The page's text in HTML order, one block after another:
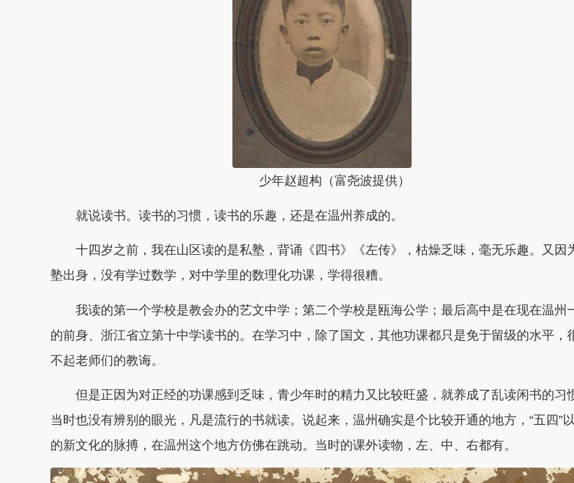
少年赵超构（富尧波提供）
就说读书。读书的习惯，读书的乐趣，还是在温州养成的。
十四岁之前，我在山区读的是私塾，背诵《四书》《左传》，枯燥乏味，毫无乐趣。又因
塾出身，没有学过数学，对中学里的数理化功课，学得很糟。
我读的第一个学校是教会办的艺文中学；第二个学校是瓯海公学；最后高中是在现在温州
的前身、浙江省立第十中学读书的。在学习中，除了国文，其他功课都只是免于留级的水平，
不起老师们的教诲。
但是正因为对正经的功课感到乏味，青少年时的精力又比较旺盛，就养成了乱读闲书的习
当时也没有辨别的眼光，凡是流行的书就读。 说起来，温州确实是个比较开通的地方，“五四”
的新文化的脉搏，在温州这个地方仿佛在跳动。 当时的课外读物，左、中、右都有。